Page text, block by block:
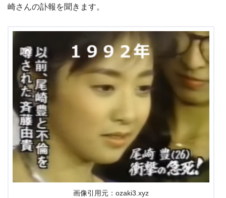
崎さんの訃報を聞きます。
画像引用元：ozaki3.xyz